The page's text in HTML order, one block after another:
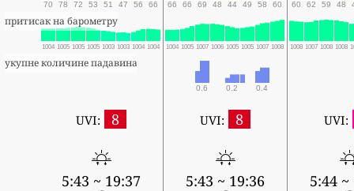
70 78 72 53 51 47 56 66 66 66 69 48 44 49 58 60 60 62 59 48
притисак на барометру
1004 1005 1005 1005 1003 1003 1004 1004 1004 1005 1007 1006 1005 1005 1007 1008 1008 1007 1008 1008
укупне количине падавина
0.6 0.2 0.4
UVI: 8
5:43 ~ 19:37
UVI: 8
5:43 ~ 19:36
UVI:
5:44 ~